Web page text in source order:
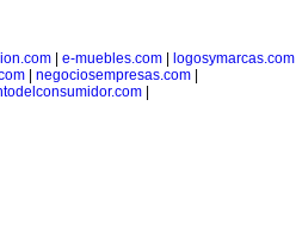
| e-muebles.com|
logosymarcas.com
| negociosempresas.com|